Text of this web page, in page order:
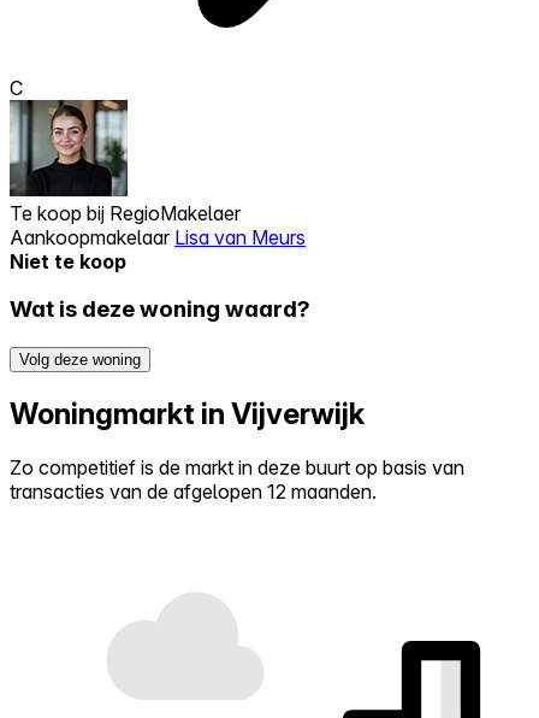
C
Te koop bij RegioMakelaer
Aankoopmakelaar Lisa van Meurs
Niet te koop
Wat is deze woning waard?
Volg deze woning
Woningmarkt in Vijverwijk
Zo competitief is de markt in deze buurt op basis van
transacties van de afgelopen 12 maanden.